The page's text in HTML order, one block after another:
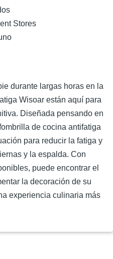
Stores
durante largas horas en la
Wisoar están aquí para
Diseñada pensando en
de cocina antifatiga
para reducir la fatiga y
y la espalda. Con
puede encontrar el
la decoración de su
experiencia culinaria más